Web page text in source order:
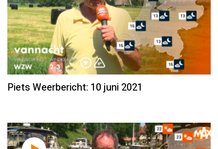
Piets Weerbericht: 10 juni 2021